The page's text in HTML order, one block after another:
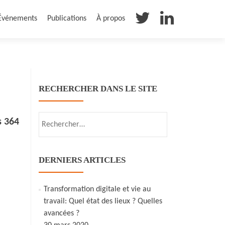
Publications À propos
364
RECHERCHER DANS LE SITE
DERNIERS ARTICLES
Transformation digitale et vie au
travail: Quel état des lieux ? Quelles
avancées ?